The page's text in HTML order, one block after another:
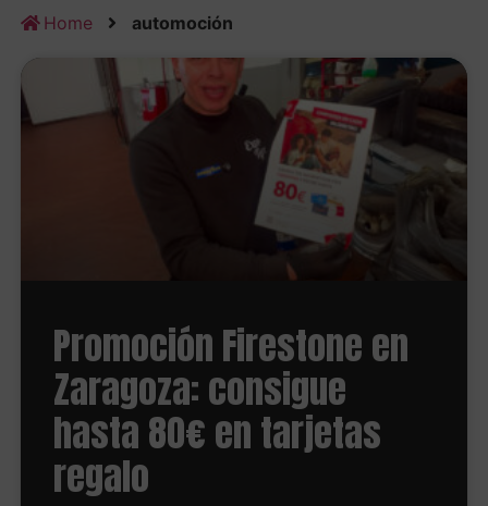
Home automoción
Promoción Firestone en
Zaragoza: consigue
hasta 80€ en tarjetas
regalo